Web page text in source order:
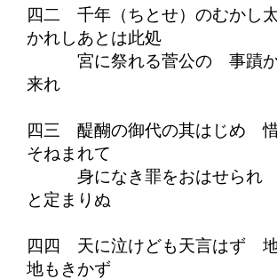
四二 千年（ちとせ）のむかし
かれしあとは此処
宮に祭れる菅公の 事蹟か
来れ
四三 醍醐の御代の其はじめ
そねまれて
身になき罪をおはせられ
と定まりぬ
四四 天に泣けども天言はず
地もきかず